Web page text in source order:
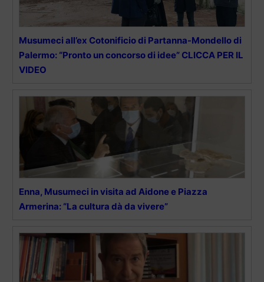
Musumeci all’ex Cotonificio di Partanna-Mondello di
Palermo: “Pronto un concorso di idee” CLICCA PER IL
VIDEO
Enna, Musumeci in visita ad Aidone e Piazza
Armerina: “La cultura dà da vivere”